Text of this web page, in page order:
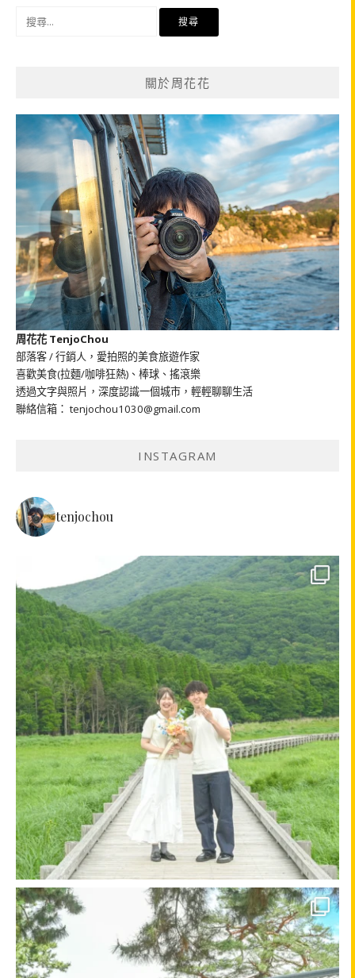
關於周花花
周花花 TenjoChou
部落客 / 行銷人，愛拍照的美食旅遊作家
喜歡美食(拉麵/咖啡狂熱)、棒球、搖滾樂
透過文字與照片，深度認識一個城市，輕輕聊聊生活
聯絡信箱： tenjochou1030@gmail.com
INSTAGRAM
tenjochou